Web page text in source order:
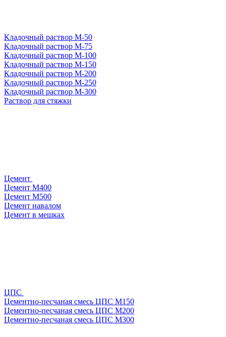
Кладочный раствор М-50
Кладочный раствор М-75
Кладочный раствор М-100
Кладочный раствор М-150
Кладочный раствор М-200
Кладочный раствор М-250
Кладочный раствор М-300
Раствор для стяжки
Цемент
Цемент М400
Цемент М500
Цемент навалом
Цемент в мешках
ЦПС
Цементно-песчаная смесь ЦПС М150
Цементно-песчаная смесь ЦПС М200
Цементно-песчаная смесь ЦПС М300